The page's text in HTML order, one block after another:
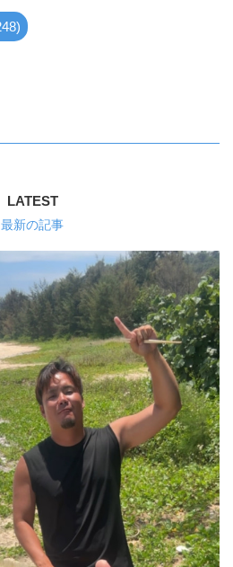
LATEST
最新の記事